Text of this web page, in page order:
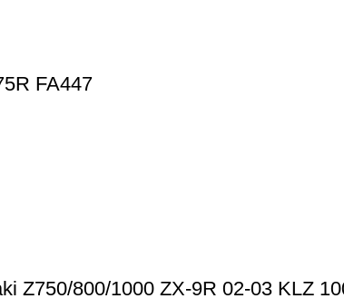
FA447
Z750/800/1000 ZX-9R 02-03 KLZ